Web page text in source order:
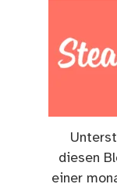
diesen
einer